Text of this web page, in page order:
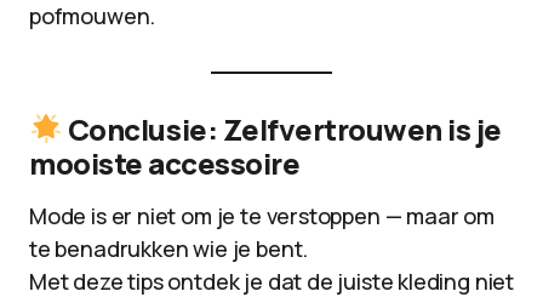
pofmouwen.
Conclusie: Zelfvertrouwen is je
mooiste accessoire
Mode is er niet om je te verstoppen — maar om
te benadrukken wie je bent.
Met deze tips ontdek je dat de juiste kleding niet